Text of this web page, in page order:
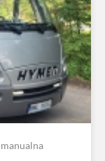
manualna